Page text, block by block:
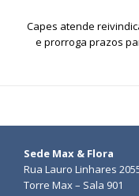
Capes atende
e prorroga prazos
Sede Max & Flora
Rua Lauro Linhares
Torre Max – Sala 901